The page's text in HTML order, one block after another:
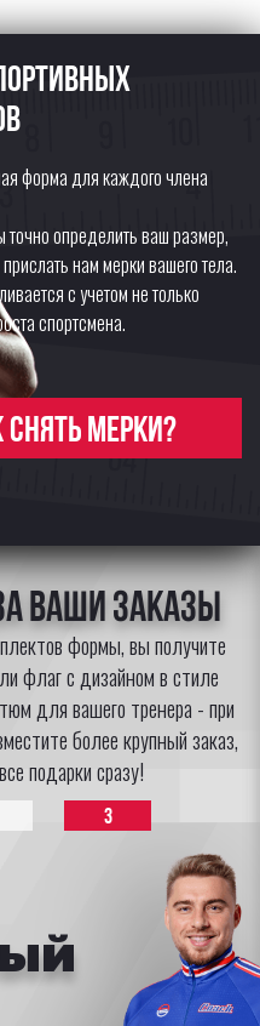
форма для каждого члена
точно определить ваш размер,
нам мерки вашего тела.
с учетом не только
спортсмена.
снять мерки?
Ваши заказы
формы, вы получите
флаг с дизайном в стиле
для вашего тренера - при
более крупный заказ,
подарки сразу!
3